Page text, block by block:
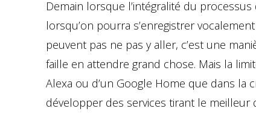
Demain lorsque l’intégralité du
lorsqu’on pourra s’enregistrer
peuvent pas ne pas y aller, c’est une
faille en attendre grand chose. Mais la
Alexa ou d’un Google Home que dans la
développer des services tirant le meilleur